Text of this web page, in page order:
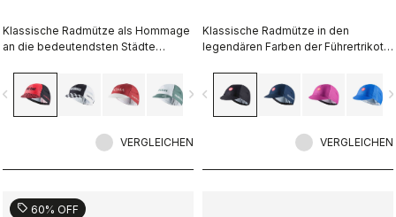
Klassische Radmütze als Hommage
an die bedeutendsten Städte
navigate_next
VERGLEICHEN
Klassische Radmütze in den
legendären Farben der Führertrikots
navigate_before
VERGLEICHEN
sell 60% OFF